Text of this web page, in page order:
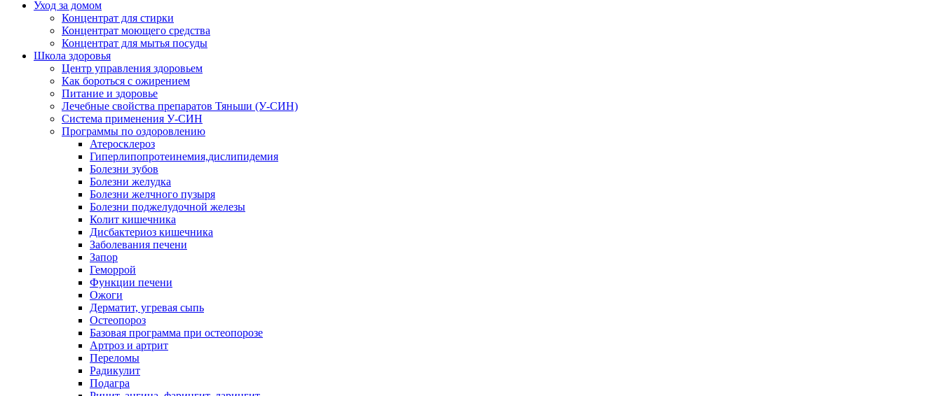
Уход за домом
Концентрат для стирки
Концентрат моющего средства
Концентрат для мытья посуды
Школа здоровья
Центр управления здоровьем
Как бороться с ожирением
Питание и здоровье
Лечебные свойства препаратов Тяньши (У-СИН)
Система применения У-СИН
Программы по оздоровлению
Атеросклероз
Гиперлипопротеинемия,дислипидемия
Болезни зубов
Болезни желудка
Болезни желчного пузыря
Болезни поджелудочной железы
Колит кишечника
Дисбактериоз кишечника
Заболевания печени
Запор
Геморрой
Функции печени
Ожоги
Дерматит, угревая сыпь
Остеопороз
Базовая программа при остеопорозе
Артроз и артрит
Переломы
Радикулит
Подагра